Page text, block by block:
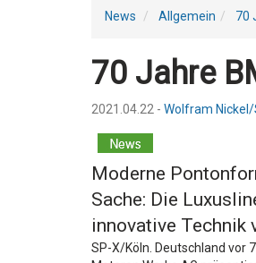
News Allgemein 70
70 Jahre
2021.04.22 - Wolfram Nickel/
Moderne
Sache: Die
innovative Technik
SP-X/Köln. Deutschland vor